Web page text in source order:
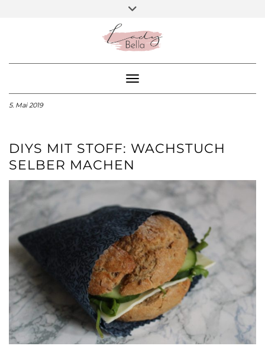
ARBEITE MIT MIR
BEA – DIY BLOGGER
Toggle
Toggle Navigation
5. Mai 2019
DIYS MIT STOFF: WACHSTUCH
SELBER MACHEN